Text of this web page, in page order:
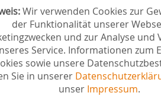
Wir verwenden Cookies zur
der Funktionalität unserer
und zur Analyse und
Service. Informationen zum
sowie unsere
Sie in unserer
unser Impressum.
hauptberuflich als Texterin tätig - ich
zügig reagieren. Über
bei content.de